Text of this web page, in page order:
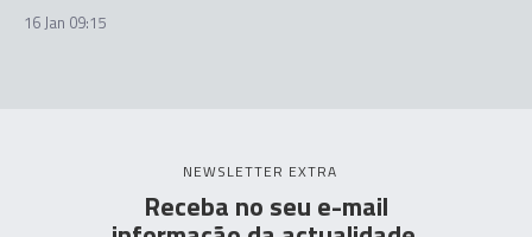
16 Jan 09:15
NEWSLETTER EXTRA
Receba no seu e-mail